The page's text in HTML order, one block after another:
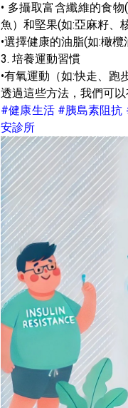
• 多攝取富含纖維的食
魚）和堅果(如:亞麻籽、
•選擇健康的油脂(如:橄
3. 培養運動習慣
•有氧運動（如:快走、跑
透過這些方法，我們可
#健康生活 #胰島素阻抗
安診所